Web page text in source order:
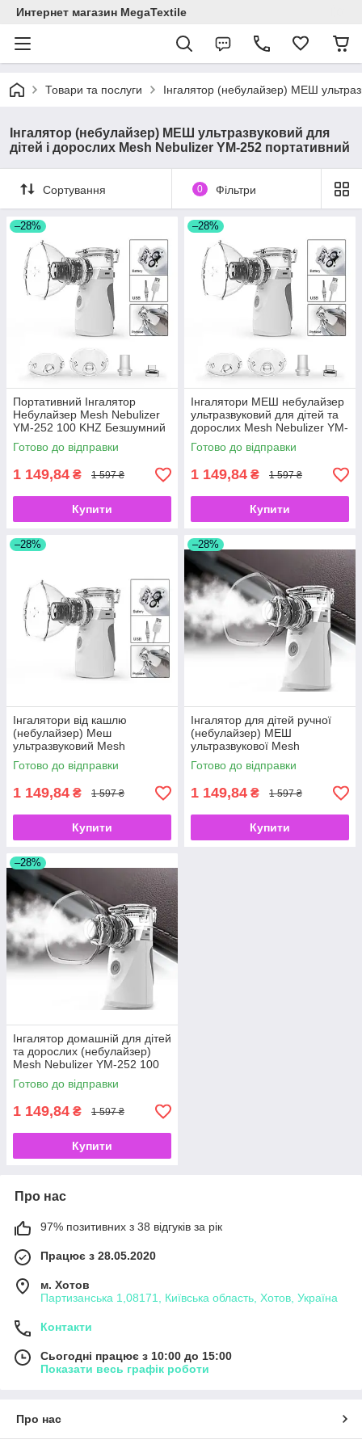
Интернет магазин MegaTextile
Товари та послуги Інгалятор (небулайзер) МЕШ
Інгалятор (небулайзер) МЕШ ультразвуковий для
дітей і дорослих Mesh Nebulizer YM-252 портативний
Сортування 0 Фільтри
–28%
Портативний Інгалятор
Небулайзер Mesh Nebulizer
YM-252 100 KHZ Безшумний
ультразвуковий небулайзер
Готово до відправки
1 149,84 ₴ 1 597 ₴
Купити
–28%
Інгалятори МЕШ небулайзер
ультразвуковий для дітей та
дорослих Mesh Nebulizer YM-
252 100 KHZ портативний
білий
Готово до відправки
1 149,84 ₴ 1 597 ₴
Купити
–28%
Інгалятори від кашлю
(небулайзер) Меш
ультразвуковий Mesh
Nebulizer YM-252 Для дітей
та дорослих (R-1337990912)
Готово до відправки
1 149,84 ₴ 1 597 ₴
Купити
–28%
Інгалятор для дітей ручної
(небулайзер) МЕШ
ультразвукової Mesh
Nebulizer YM-252 100 KHZ
Безшумний небулайзер
Готово до відправки
1 149,84 ₴ 1 597 ₴
Купити
–28%
Інгалятор домашній для дітей
та дорослих (небулайзер)
Mesh Nebulizer YM-252 100
KHZ портативний білий
Готово до відправки
1 149,84 ₴ 1 597 ₴
Купити
Про нас
97% позитивних з 38 відгуків за рік
Працює з 28.05.2020
м. Хотов
Партизанська 1,08171, Київська область, Хотов, Україна
Контакти
Сьогодні працює з 10:00 до 15:00
Показати весь графік роботи
Про нас